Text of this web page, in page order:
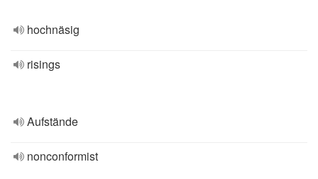
hochnäsig
risings
Aufstände
nonconformist